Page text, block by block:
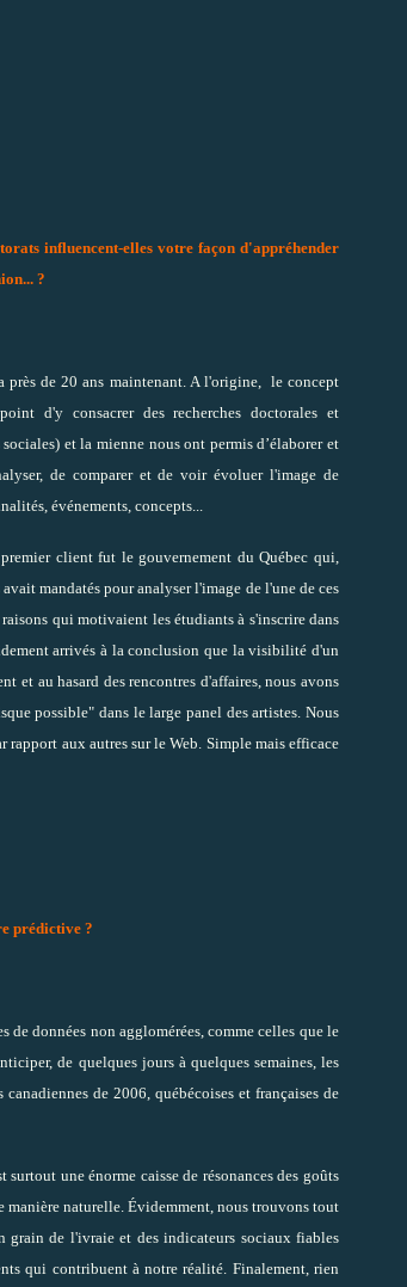
influencent-elles votre façon d'appréhender
?
de 20 ans maintenant. A l'origine, le concept
d'y consacrer des recherches doctorales et
et la mienne nous ont permis d’élaborer et
de comparer et de voir évoluer l'image de
événements, concepts...
client fut le gouvernement du Québec qui,
mandatés pour analyser l'image de l'une de ces
qui motivaient les étudiants à s'inscrire dans
arrivés à la conclusion que la visibilité d'un
et au hasard des rencontres d'affaires, nous avons
possible" dans le large panel des artistes. Nous
aux autres sur le Web. Simple mais efficace
prédictive ?
de données non agglomérées, comme celles que le
de quelques jours à quelques semaines, les
de 2006, québécoises et françaises de
une énorme caisse de résonances des goûts
naturelle. Évidemment, nous trouvons tout
de l'ivraie et des indicateurs sociaux fiables
qui contribuent à notre réalité. Finalement, rien